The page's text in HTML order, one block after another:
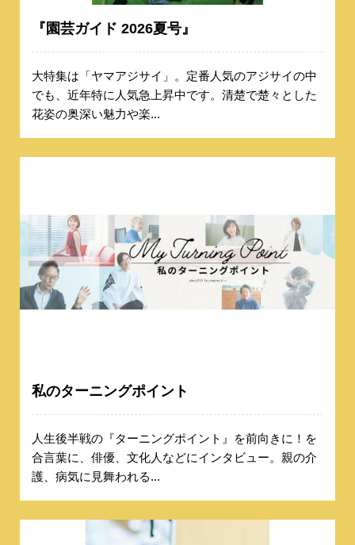
『園芸ガイド 2026夏号』
大特集は「ヤマアジサイ」。定番人気のアジサイの中
でも、近年特に人気急上昇中です。清楚で楚々とした
花姿の奥深い魅力や楽...
私のターニングポイント
人生後半戦の『ターニングポイント』を前向きに！を
合言葉に、俳優、文化人などにインタビュー。親の介
護、病気に見舞われる...